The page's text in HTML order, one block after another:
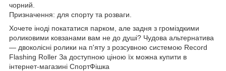
чорний.
Призначення: для спорту та розваги.
Хочете іноді покататися парком, але задня з громіздкими
роликовими ковзанами вам не до душі? Чудова альтернатива
— двоколісні ролики на п'яту з розсувною системою Record
Flashing Roller За доступною ціною їх можна купити в
інтернет-магазині СпортФішка